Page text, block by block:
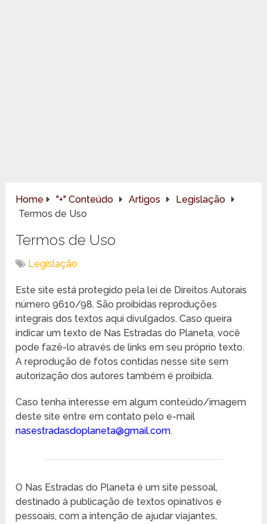
Home "+" Conteúdo Artigos
Legislação
Termos de Uso
Termos de Uso
Legislação
Este site está protegido pela lei de Direitos Autorais
número 9610/98. São proibidas reproduções
integrais dos textos aqui divulgados. Caso queira
indicar um texto de Nas Estradas do Planeta, você
pode fazê-lo através de links em seu próprio texto.
A reprodução de fotos contidas nesse site sem
autorização dos autores também é proibida.
Caso tenha interesse em algum conteúdo/imagem
deste site entre em contato pelo e-mail
nasestradasdoplaneta@gmail.com.
O Nas Estradas do Planeta é um site pessoal,
destinado à publicação de textos opinativos e
pessoais, com a intenção de ajudar viajantes,